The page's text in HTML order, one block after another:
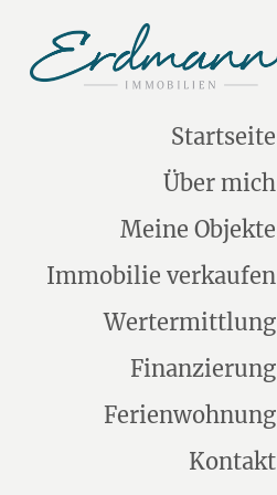
Startseite
Über mich
Meine Objekte
Immobilie verkaufen
Wertermittlung
Finanzierung
Ferienwohnung
Kontakt